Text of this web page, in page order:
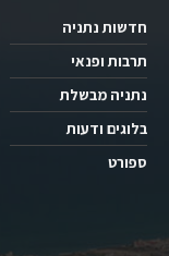
חדשות נתניה
תרבות ופנאי
נתניה מבשלת
בלוגים ודעות
ספורט